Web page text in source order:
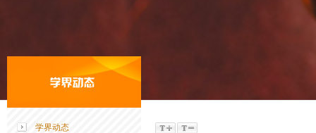
学界动态